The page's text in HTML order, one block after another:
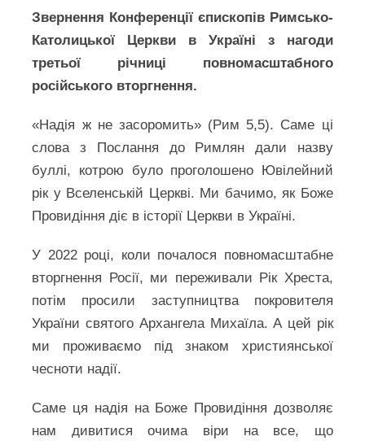
Звернення Конференції єпископів Римсько-
Католицької Церкви в Україні з нагоди
третьої річниці повномасштабного
російського вторгнення.
«Надія ж не засоромить» (Рим 5,5). Саме ці
слова з Послання до Римлян дали назву
буллі, котрою було проголошено Ювілейний
рік у Вселенській Церкві. Ми бачимо, як Боже
Провидіння діє в історії Церкви в Україні.
У 2022 році, коли почалося повномасштабне
вторгнення Росії, ми переживали Рік Хреста,
потім просили заступництва покровителя
України святого Архангела Михаїла. А цей рік
ми проживаємо під знаком християнської
чесноти надії.
Саме ця надія на Боже Провидіння дозволяє
нам дивитися очима віри на все, що